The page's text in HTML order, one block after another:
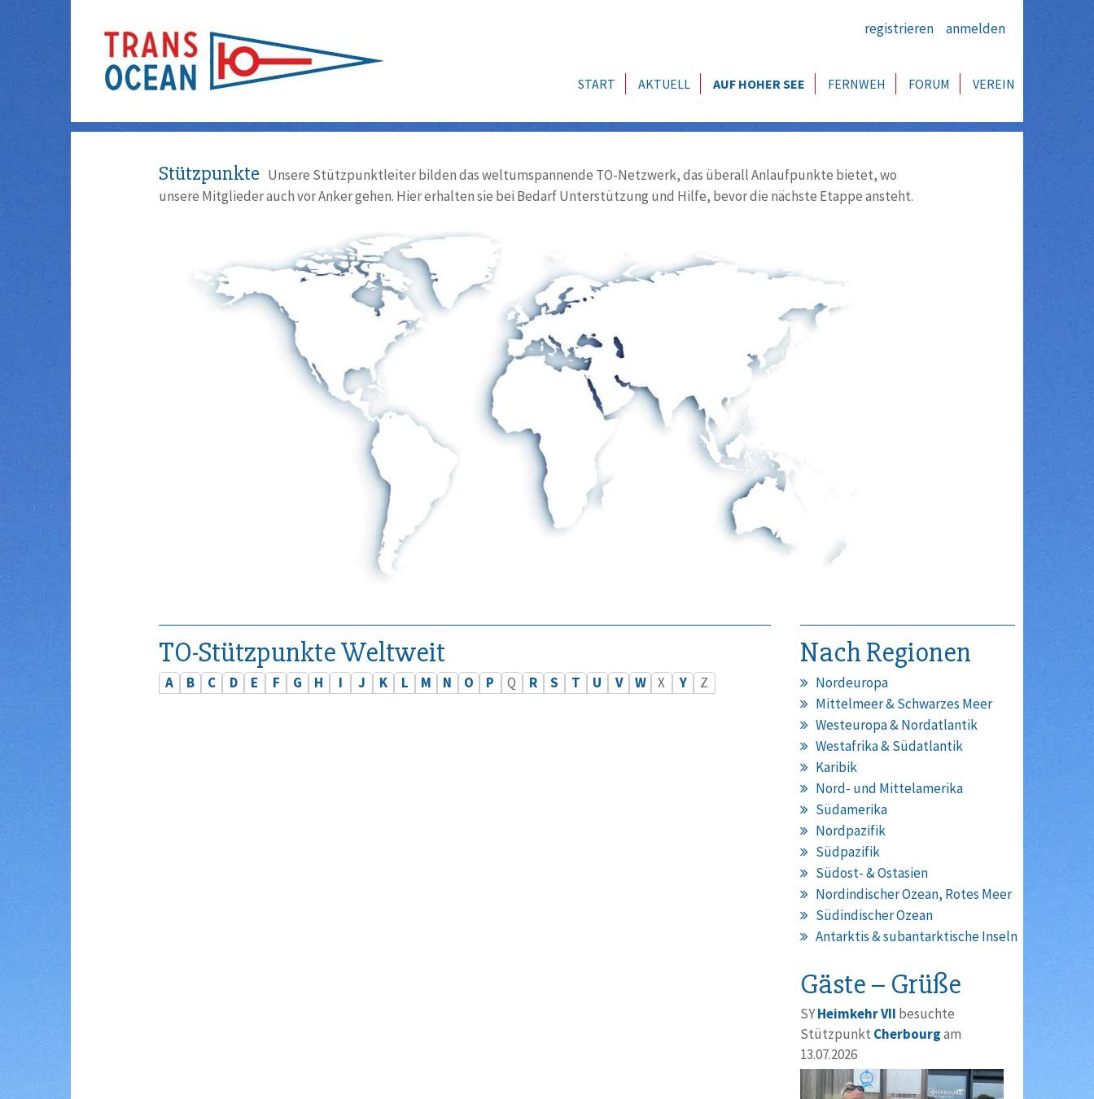
registrieren anmelden
START AKTUELL AUF HOHER SEE FERNWEH FORUM VEREIN
Stützpunkte Unsere Stützpunktleiter bilden das weltumspannende TO-Netzwerk, das überall Anlaufpunkte bietet, wo
unsere Mitglieder auch vor Anker gehen. Hier erhalten sie bei Bedarf Unterstützung und Hilfe, bevor die nächste Etappe ansteht.
TO-Stützpunkte Weltweit
A B C D E F G H I J K L M N O P Q R S T U V W X Y Z
Nach Regionen
Nordeuropa
Mittelmeer & Schwarzes Meer
Westeuropa & Nordatlantik
Westafrika & Südatlantik
Karibik
Nord- und Mittelamerika
Südamerika
Nordpazifik
Südpazifik
Südost- & Ostasien
Nordindischer Ozean, Rotes Meer
Südindischer Ozean
Antarktis & subantarktische Inseln
Gäste – Grüße
SYHeimkehr VII besuchte
Stützpunkt Cherbourgam
13.07.2026